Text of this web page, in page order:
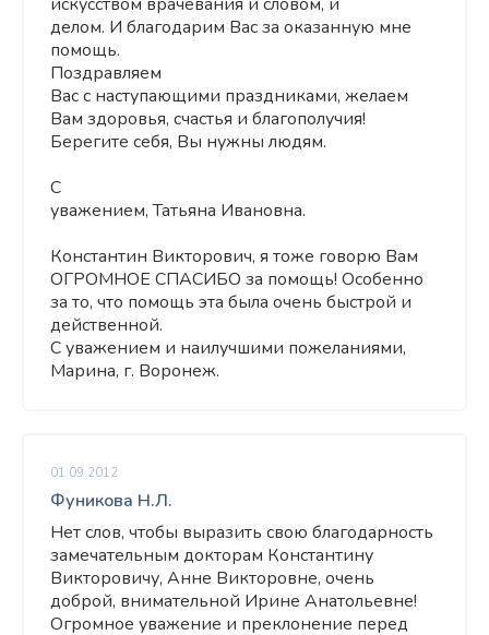
делом. И благодарим Вас за оказанную мне
помощь.
Поздравляем
Вас с наступающими праздниками, желаем
Вам здоровья, счастья и благополучия!
Берегите себя, Вы нужны людям.
С
уважением, Татьяна Ивановна.
Константин Викторович, я тоже говорю Вам
ОГРОМНОЕ СПАСИБО за помощь! Особенно
за то, что помощь эта была очень быстрой и
действенной.
С уважением и наилучшими пожеланиями,
Марина, г. Воронеж.
01.09.2012
Фуникова Н.Л.
Нет слов, чтобы выразить свою благодарность
замечательным докторам Константину
Викторовичу, Анне Викторовне, очень
доброй, внимательной Ирине Анатольевне!
Огромное уважение и преклонение перед